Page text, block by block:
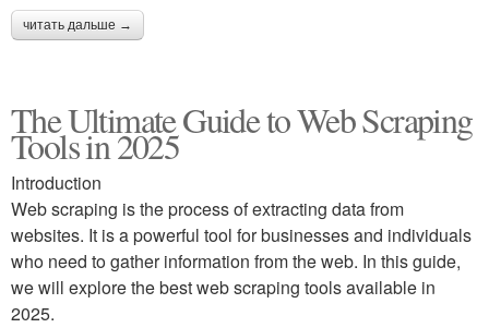
читать дальше →
The Ultimate Guide to Web Scraping
Tools in 2025
Introduction
Web scraping is the process of extracting data from
websites. It is a powerful tool for businesses and individuals
who need to gather information from the web. In this guide,
we will explore the best web scraping tools available in
2025.